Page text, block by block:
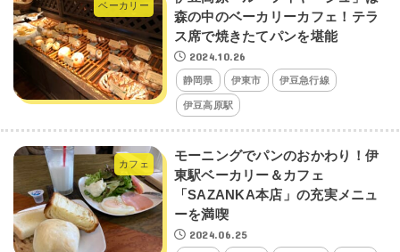
ベーカリー
森の中のベーカリーカフェ！テラ
ス席で焼きたてパンを堪能
2024.10.26
静岡県 伊東市 伊豆急行線
伊豆高原駅
カフェ
モーニングでパンのおかわり！伊
東駅ベーカリー＆カフェ
「SAZANKA本店」の充実メニュ
ーを満喫
2024.06.25